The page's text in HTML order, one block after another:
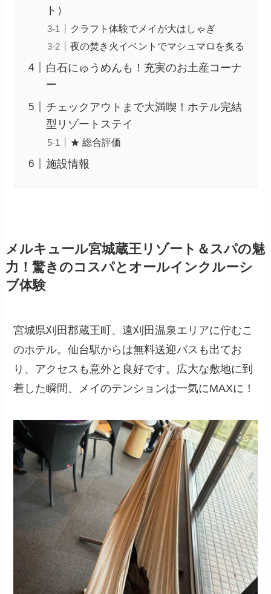
ト）
クラフト体験でメイが大はしゃぎ
夜の焚き火イベントでマシュマロを炙る
白石にゅうめんも！充実のお土産コーナ
ー
チェックアウトまで大満喫！ホテル完結
型リゾートステイ
★ 総合評価
施設情報
メルキュール宮城蔵王リゾート＆スパの魅
力！驚きのコスパとオールインクルーシ
ブ体験
宮城県刈田郡蔵王町、遠刈田温泉エリアに佇むこ
のホテル。仙台駅からは無料送迎バスも出てお
り、アクセスも意外と良好です。広大な敷地に到
着した瞬間、メイのテンションは一気にMAXに！